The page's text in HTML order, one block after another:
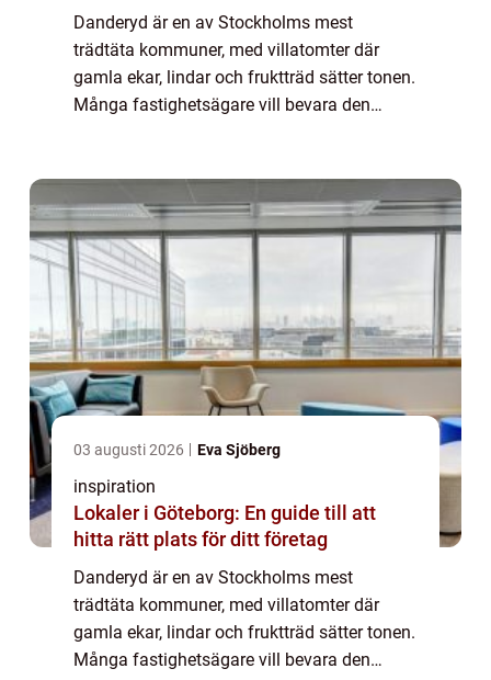
Danderyd är en av Stockholms mest
trädtäta kommuner, med villatomter där
gamla ekar, lindar och fruktträd sätter tonen.
Många fastighetsägare vill bevara den
03 augusti 2026 Eva Sjöberg
inspiration
Lokaler i Göteborg: En guide till att
hitta rätt plats för ditt företag
Danderyd är en av Stockholms mest
trädtäta kommuner, med villatomter där
gamla ekar, lindar och fruktträd sätter tonen.
Många fastighetsägare vill bevara den